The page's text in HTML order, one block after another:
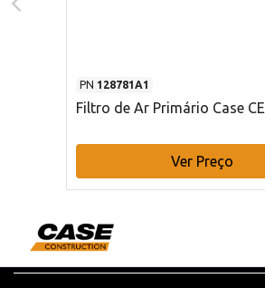
PN 128781A1
Filtro de Ar Primário Case CE
Ver Preço